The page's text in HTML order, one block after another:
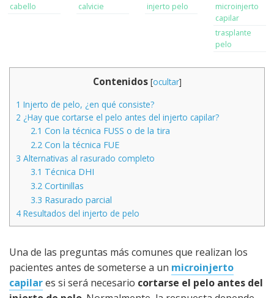
cabello calvicie injerto pelo
microinjerto
capilar
trasplante
pelo
Contenidos [ocultar]
1 Injerto de pelo, ¿en qué consiste?
2 ¿Hay que cortarse el pelo antes del injerto capilar?
2.1 Con la técnica FUSS o de la tira
2.2 Con la técnica FUE
3 Alternativas al rasurado completo
3.1 Técnica DHI
3.2 Cortinillas
3.3 Rasurado parcial
4 Resultados del injerto de pelo
Una de las preguntas más comunes que realizan los
pacientes antes de someterse a un microinjerto
capilares si será necesario cortarse el pelo antes del